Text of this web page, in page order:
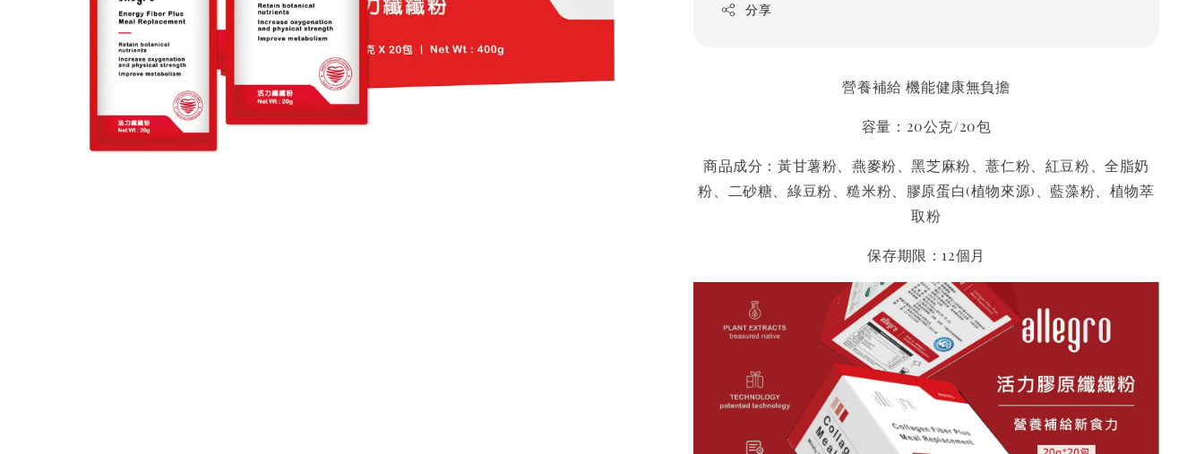
分享
營養補給 機能健康無負擔
容量：20公克/20包
商品成分：黃甘薯粉、燕麥粉、黑芝麻粉、薏仁粉、紅豆粉、全脂奶
粉、二砂糖、綠豆粉、糙米粉、膠原蛋白(植物來源)、藍藻粉、植物萃
取粉
保存期限：12個月